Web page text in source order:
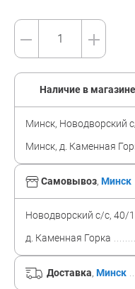
Самовывоз, Минск
Новодворский с/с, 40/1
д. Каменная Горка
Доставка, Минск
Наличие в
Минск, Новодворский
Минск, д. Каменная